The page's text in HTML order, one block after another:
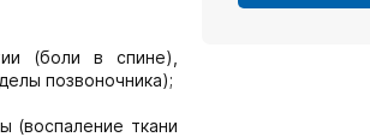
(боли в спине),
позвоночника);
(воспаление ткани